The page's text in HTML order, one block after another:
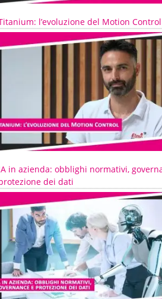
l’evoluzione del Motion Control
in azienda: obblighi normativi,
dei dati